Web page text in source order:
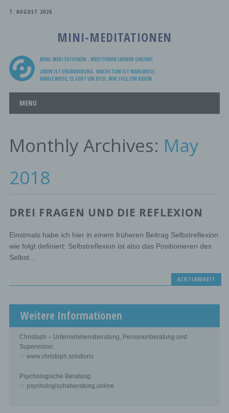
7. AUGUST 2026
MINI-MEDITATIONEN
MINI-MEDITATIONEN - MEDITIEREN LERNEN ONLINE!
LEBEN IST VERÄNDERUNG. WACHSTUM IST WAHLWEISE.
WÄHLE WEISE, ES GEHT UM DICH. WIR SOLLTEN REDEN.
Main menu
MENU
Monthly Archives: May
2018
DREI FRAGEN UND DIE REFLEXION
Einstmals habe ich hier in einem früheren Beitrag Selbstreflexion
wie folgt definiert: Selbstreflexion ist also das Positionieren des
Selbst...
ACHTSAMKEIT
Weitere Informationen
Christoph – Unternehmensberatung, Personenberatung und
Supervision:
☞ www.christoph.solutions
Psychologische Beratung:
☞ psychologischeberatung.online